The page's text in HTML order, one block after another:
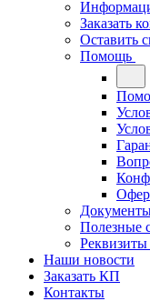
Заказать
Оставить
Помощь
Полезные
Наши новости
Заказать КП
Контакты